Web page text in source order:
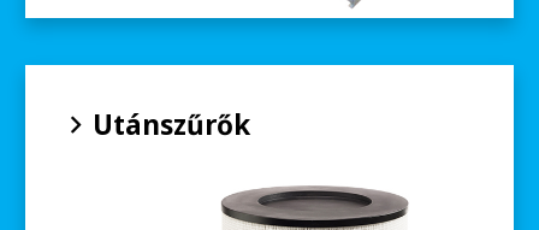
Utánszűrők